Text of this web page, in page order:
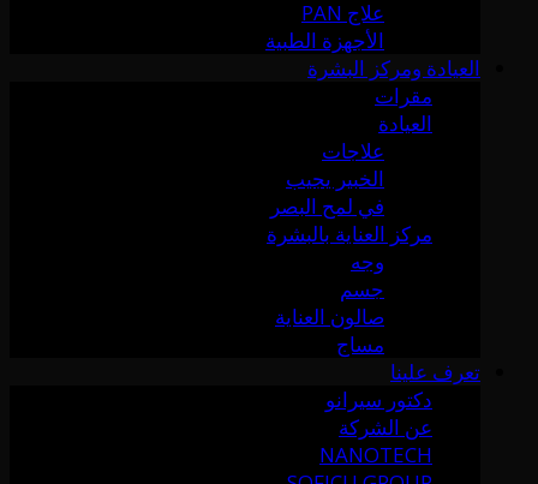
علاج PAN
الأجهزة الطبية
العيادة ومركز البشرة
مقرات
العيادة
علاجات
الخبير يجيب
في لمح البصر
مركز العناية بالبشرة
وجه
جسم
صالون العناية
مساج
تعرف علينا
دكتور سيرانو
عن الشركة
NANOTECH